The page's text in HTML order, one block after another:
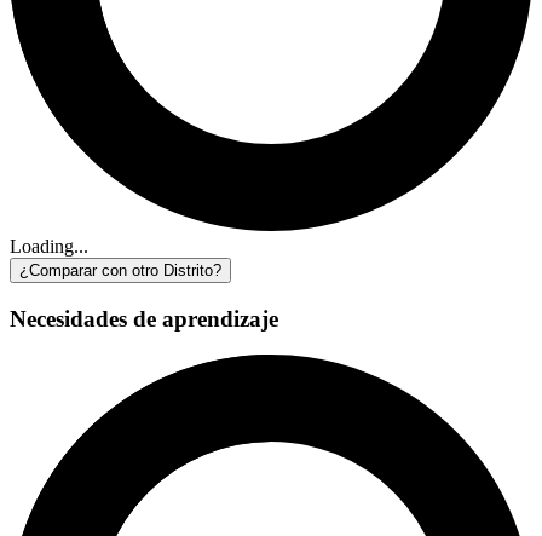
Loading...
¿Comparar con otro Distrito?
Necesidades de aprendizaje